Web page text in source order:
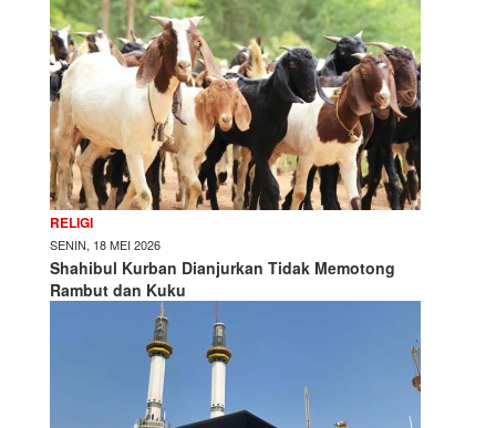
RELIGI
SENIN, 18 MEI 2026
Shahibul Kurban Dianjurkan Tidak Memotong
Rambut dan Kuku